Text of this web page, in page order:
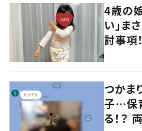
4歳の
い」ま
討事項
つかま
子…保
る！？